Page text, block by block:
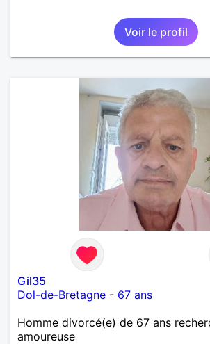
Voir le profil
Gil35
Dol-de-Bretagne - 67 ans
Homme divorcé(e) de 67 ans
amoureuse